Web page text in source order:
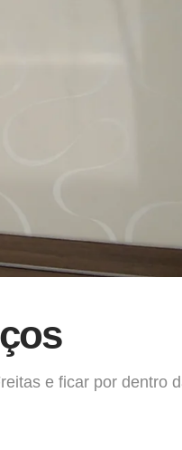
e ficar por dentro